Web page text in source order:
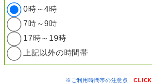
0時～4時
7時～9時
17時～19時
上記以外の時間帯
※ご利用時間帯の注意点CLICK